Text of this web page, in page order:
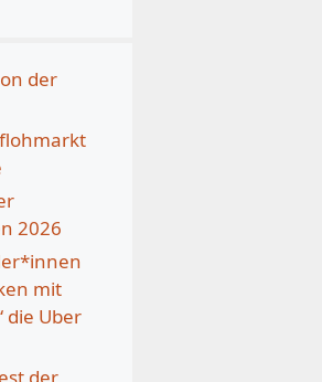
der
2026
mit
die Uber